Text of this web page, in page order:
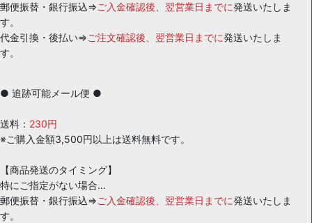
郵便振替・銀行振込⇒ご入金確認後、翌営業日までに発送いたしま
す。
代金引換・後払い⇒ご注文確認後、翌営業日までに発送いたしま
す。
● 追跡可能メール便 ●
送料： 230円
※ご購入金額3,500円以上は送料無料です。
【商品発送のタイミング】
特にご指定がない場合…
郵便振替・銀行振込⇒ご入金確認後、翌営業日までに発送いたしま
す。